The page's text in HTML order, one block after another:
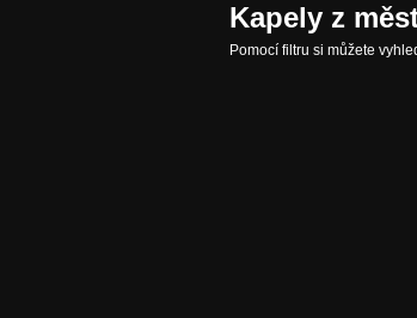
Kapely z
Pomocí filtru si můžete